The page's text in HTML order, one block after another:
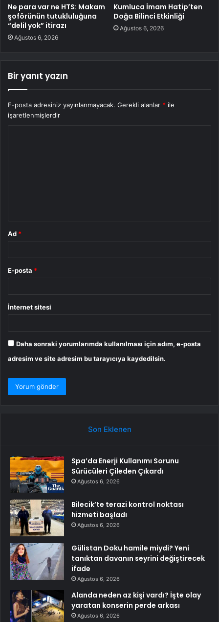
Ne para var ne HTS: Makam
şoförünün tutukluluğuna
“delil yok” itirazı
Ağustos 6, 2026
Kumluca İmam Hatip’ten
Doğa Bilinci Etkinliği
Ağustos 6, 2026
Bir yanıt yazın
E-posta adresiniz yayınlanmayacak. Gerekli alanlar * ile
işaretlenmişlerdir
Ad *
E-posta *
İnternet sitesi
Daha sonraki yorumlarımda kullanılması için adım, e-posta
adresim ve site adresim bu tarayıcıya kaydedilsin.
Son Eklenen
Spa’da Enerji Kullanımı Sorunu
Sürücüleri Çileden Çıkardı
Ağustos 6, 2026
Bilecik’te terazi kontrol noktası
hizmeti başladı
Ağustos 6, 2026
Gülistan Doku hamile miydi? Yeni
tanıktan davanın seyrini değiştirecek
ifade
Ağustos 6, 2026
Alanda neden az kişi vardı? İşte olay
yaratan konserin perde arkası
Ağustos 6, 2026